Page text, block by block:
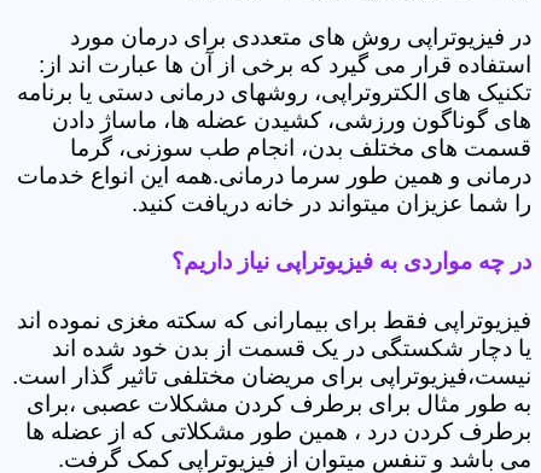
در فیزیوتراپی روش های متعددی برای درمان مورد
استفاده قرار می گیرد که برخی از آن ها عبارت اند از:
تکنیک های الکتروتراپی، روشهای درمانی دستی یا برنامه
های گوناگون ورزشی، کشیدن عضله ها، ماساژ دادن
قسمت های مختلف بدن، انجام طب سوزنی، گرما
درمانی و همین طور سرما درمانی.همه این انواع خدمات
را شما عزیزان میتواند در خانه دریافت کنید.
در چه مواردی به فیزیوتراپی نیاز داریم؟
فیزیوتراپی فقط برای بیمارانی که سکته مغزی نموده اند
یا دچار شکستگی در یک قسمت از بدن خود شده اند
نیست،فیزیوتراپی برای مریضان مختلفی تاثیر گذار است.
به طور مثال برای برطرف کردن مشکلات عصبی ،برای
برطرف کردن درد ، همین طور مشکلاتی که از عضله ها
می باشد و تنفس میتوان از فیزیوتراپی کمک گرفت.